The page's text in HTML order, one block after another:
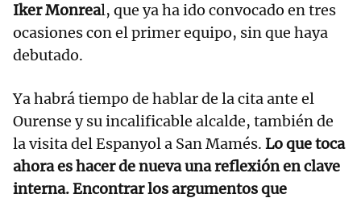
Iker Monreal, que ya ha ido convocado en tres
ocasiones con el primer equipo, sin que haya
debutado.
Ya habrá tiempo de hablar de la cita ante el
Ourense y su incalificable alcalde, también de
la visita del Espanyol a San Mamés. Lo que toca
ahora es hacer de nueva una reflexión en clave
interna. Encontrar los argumentos que